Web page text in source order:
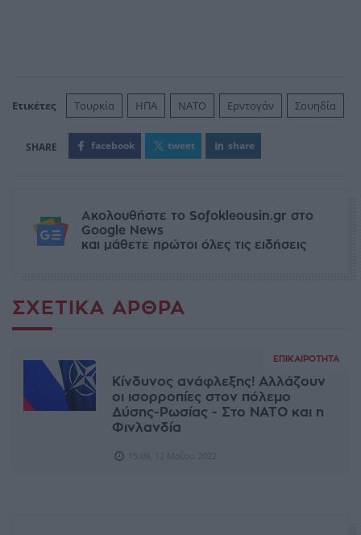
Ετικέτες Τουρκία ΗΠΑ ΝΑΤΟ Ερντογάν Σουηδία
facebook tweet share
Ακολουθήστε το Sofokleousin.gr στο
Google News
και μάθετε πρώτοι όλες τις ειδήσεις
ΣΧΕΤΙΚΆ ΆΡΘΡΑ
ΕΠΙΚΑΙΡΌΤΗΤΑ
Κίνδυνος ανάφλεξης! Αλλάζουν
οι ισορροπίες στον πόλεμο
Δύσης-Ρωσίας - Στο ΝΑΤΟ και η
Φινλανδία